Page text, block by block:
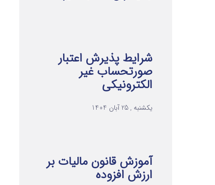
شرایط پذیرش اعتبار
صورتحساب غیر
الکترونیکی
یکشنبه , 25 آبان 1404
آموزش قانون مالیات بر
ارزش افزوده